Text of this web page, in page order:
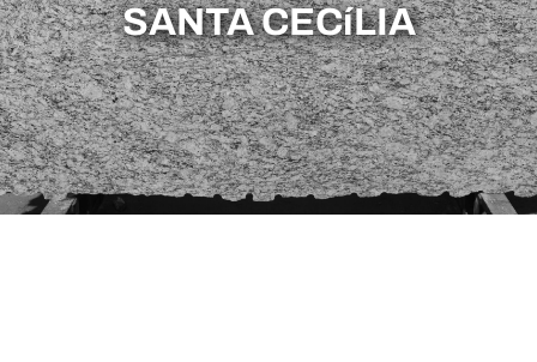
SANTA CECíLIA